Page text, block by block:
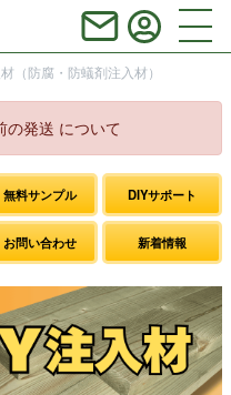
（防腐・防蟻剤注入材）
の発送 について
無料サンプル DIYサポート
お問い合わせ 新着情報